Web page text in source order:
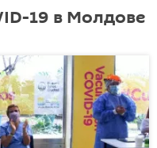
19 в Молдове